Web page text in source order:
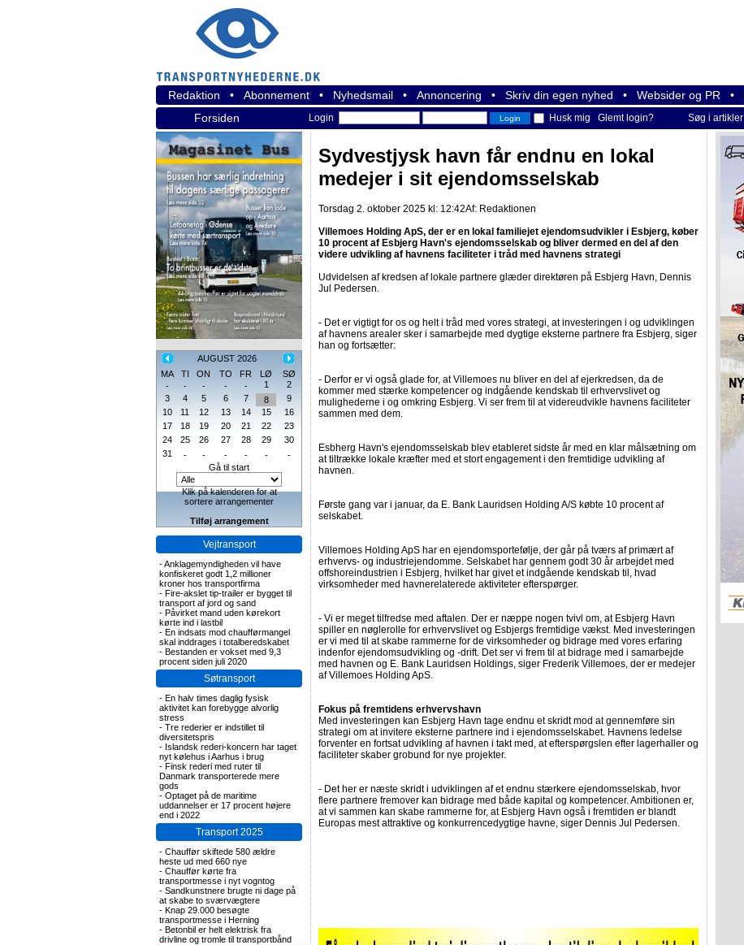
Redaktion • Abonnement • Nyhedsmail • Annoncering • Skriv din egen nyhed • Websider og PR •
Forsiden
Login Husk mig Glemt login? Søg i artikler
AUGUST 2026
MA
TI ON TO FR LØ
SØ
-
- - - - 1
2
3
4 5 6 7 8
9
10
11 12 13 14 15
16
17
18 19 20 21 22
23
24
25 26 27 28 29
30
31
- - - - -
-
Gå til start
Klik på kalenderen for at
sortere arrangementer
Tilføj arrangement
Vejtransport
-Anklagemyndigheden vil have
konfiskeret godt 1,2 millioner
kroner hos transportfirma
- Fire-akslet tip-trailer er bygget til
transport af jord og sand
- Påvirket mand uden kørekort
kørte ind i lastbil
- En indsats mod chaufførmangel
skal inddrages i totalberedskabet
- Bestanden er vokset med 9,3
procent siden juli 2020
Søtransport
- En halv times daglig fysisk
aktivitet kan forebygge alvorlig
stress
- Tre rederier er indstillet til
diversitetspris
- Islandsk rederi-koncern har taget
nyt kølehus i Aarhus i brug
- Finsk rederi med ruter til
Danmark transporterede mere
gods
- Optaget på de maritime
uddannelser er 17 procent højere
end i 2022
Transport 2025
- Chauffør skiftede 580 ældre
heste ud med 660 nye
- Chauffør kørte fra
transportmesse i nyt vogntog
- Sandkunstnere brugte ni dage på
at skabe to sværvægtere
- Knap 29.000 besøgte
transportmesse i Herning
- Betonbil er helt elektrisk fra
drivline og tromle til transportbånd
Sydvestjysk havn får endnu en lokal
medejer i sit ejendomsselskab
Torsdag 2. oktober 2025 kl: 12:42Af: Redaktionen
Villemoes Holding ApS, der er en lokal familiejet ejendomsudvikler i Esbjerg, køber
10 procent af Esbjerg Havn's ejendomsselskab og bliver dermed en del af den
videre udvikling af havnens faciliteter i tråd med havnens strategi
Udvidelsen af kredsen af lokale partnere glæder direktøren på Esbjerg Havn, Dennis
Jul Pedersen.
- Det er vigtigt for os og helt i tråd med vores strategi, at investeringen i og udviklingen
af havnens arealer sker i samarbejde med dygtige eksterne partnere fra Esbjerg, siger
han og fortsætter:
- Derfor er vi også glade for, at Villemoes nu bliver en del af ejerkredsen, da de
kommer med stærke kompetencer og indgående kendskab til erhvervslivet og
mulighederne i og omkring Esbjerg. Vi ser frem til at videreudvikle havnens faciliteter
sammen med dem.
Esbherg Havn's ejendomsselskab blev etableret sidste år med en klar målsætning om
at tiltrække lokale kræfter med et stort engagement i den fremtidige udvikling af
havnen.
Første gang var i januar, da E. Bank Lauridsen Holding A/S købte 10 procent af
selskabet.
Villemoes Holding ApS har en ejendomsportefølje, der går på tværs af primært af
erhvervs- og industriejendomme. Selskabet har gennem godt 30 år arbejdet med
offshoreindustrien i Esbjerg, hvilket har givet et indgående kendskab til, hvad
virksomheder med havnerelaterede aktiviteter efterspørger.
- Vi er meget tilfredse med aftalen. Der er næppe nogen tvivl om, at Esbjerg Havn
spiller en nøglerolle for erhvervslivet og Esbjergs fremtidige vækst. Med investeringen
er vi med til at skabe rammerne for de virksomheder og bidrage med vores erfaring
indenfor ejendomsudvikling og -drift. Det ser vi frem til at bidrage med i samarbejde
med havnen og E. Bank Lauridsen Holdings, siger Frederik Villemoes, der er medejer
af Villemoes Holding ApS.
Fokus på fremtidens erhvervshavn
Med investeringen kan Esbjerg Havn tage endnu et skridt mod at gennemføre sin
strategi om at invitere eksterne partnere ind i ejendomsselskabet. Havnens ledelse
forventer en fortsat udvikling af havnen i takt med, at efterspørgslen efter lagerhaller og
faciliteter skaber grobund for nye projekter.
- Det her er næste skridt i udviklingen af et endnu stærkere ejendomsselskab, hvor
flere partnere fremover kan bidrage med både kapital og kompetencer. Ambitionen er,
at vi sammen kan skabe rammerne for, at Esbjerg Havn også i fremtiden er blandt
Europas mest attraktive og konkurrencedygtige havne, siger Dennis Jul Pedersen.